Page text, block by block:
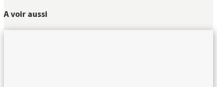
A voir aussi